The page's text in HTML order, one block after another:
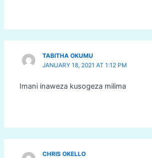
TABITHA OKUMU
JANUARY 18, 2021 AT 1:12 PM
Imani inaweza kusogeza milima
CHRIS OKELLO